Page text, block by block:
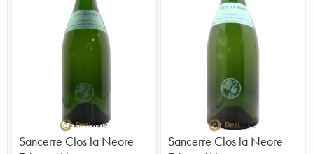
Sancerre Clos la Neore
Sancerre Clos la Neore